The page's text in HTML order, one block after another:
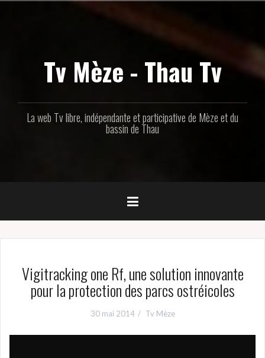
Tv Mèze - Thau Tv
La web Tv libre, indépendante et participative de Mèze et du
bassin de Thau
Vigitracking one Rf, une solution innovante
pour la protection des parcs ostréicoles
30 mai 2014 Tv Mèze